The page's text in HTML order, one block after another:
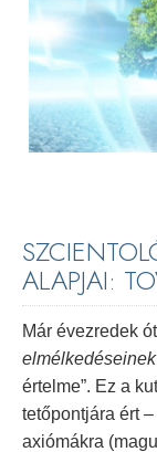
ALAPJAI:
Már évezredek
elmélkedéseinek
értelme”. Ez a
tetőpontjára ért
axiómákra